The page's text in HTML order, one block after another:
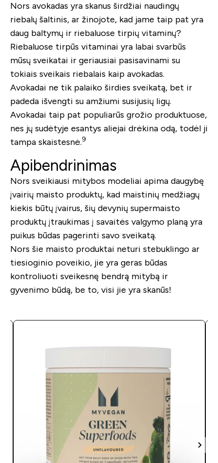
Nors avokadas yra skanus širdžiai naudingų
riebalų šaltinis, ar žinojote, kad jame taip pat yra
daug baltymų ir riebaluose tirpių vitaminų?
Riebaluose tirpūs vitaminai yra labai svarbūs
mūsų sveikatai ir geriausiai pasisavinami su
tokiais sveikais riebalais kaip avokadas.
Avokadai ne tik palaiko širdies sveikatą, bet ir
padeda išvengti su amžiumi susijusių ligų.
Avokadai taip pat populiarūs grožio produktuose,
nes jų sudėtyje esantys aliejai drėkina odą, todėl ji
tampa skaistesnė.9
Apibendrinimas
Nors sveikiausi mitybos modeliai apima daugybę
įvairių maisto produktų, kad maistinių medžiagų
kiekis būtų įvairus, šių devynių supermaisto
produktų įtraukimas į savaitės valgymo planą yra
puikus būdas pagerinti savo sveikatą.
Nors šie maisto produktai neturi stebuklingo ar
tiesioginio poveikio, jie yra geras būdas
kontroliuoti sveikesnę bendrą mitybą ir
gyvenimo būdą, be to, visi jie yra skanūs!